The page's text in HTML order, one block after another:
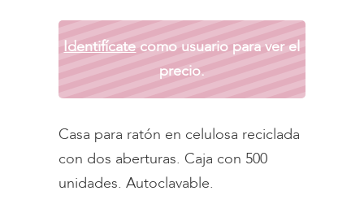
Identifícate como usuario para ver el
precio.
Casa para ratón en celulosa reciclada
con dos aberturas. Caja con 500
unidades. Autoclavable.